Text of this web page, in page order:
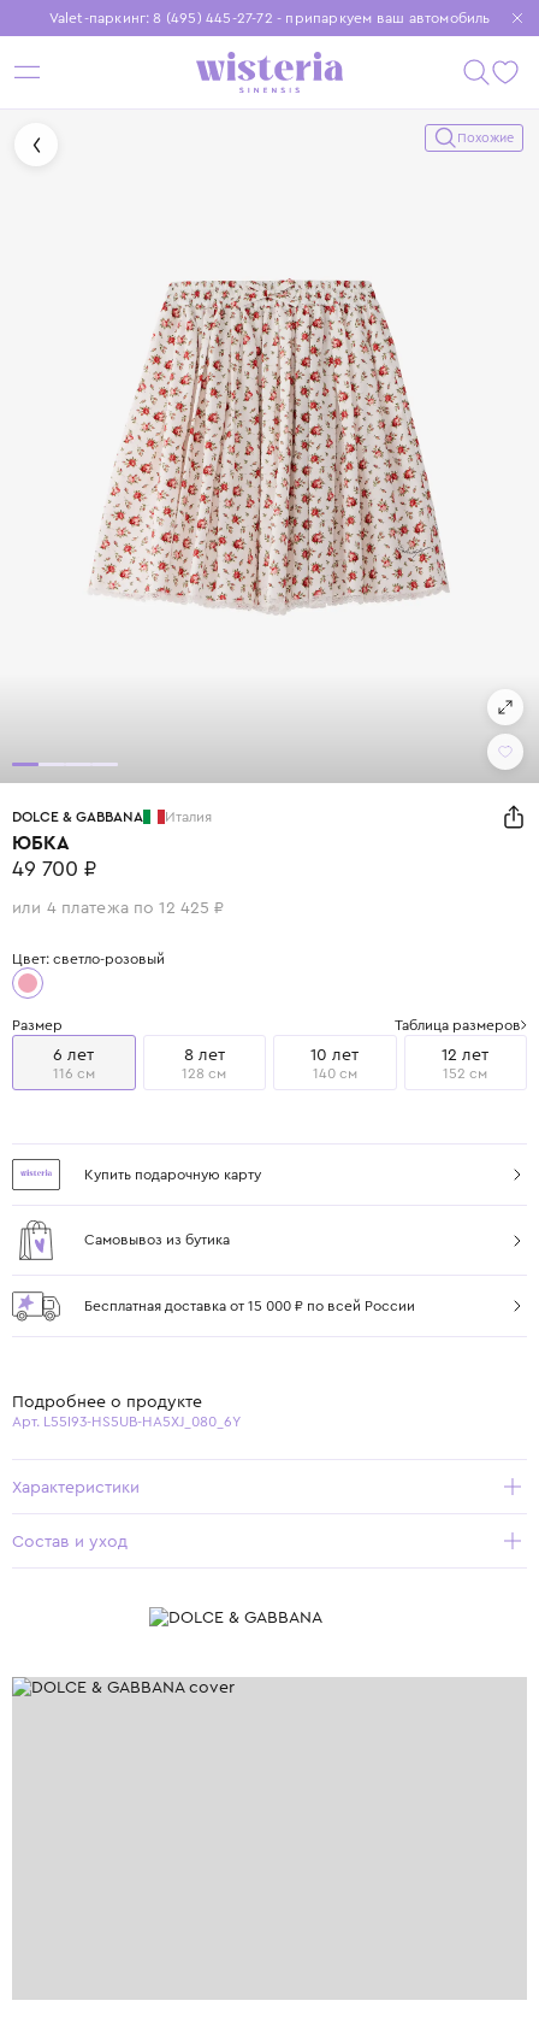
Valet-паркинг: 8 (495) 445-27-72 - припаркуем ваш автомобиль
Бесплатная доставка при заказе от 15 000 ₽
Установите приложение, чтобы покупки были еще удобнее
Похожие
DOLCE & GABBANA Италия
ЮБКА
49 700 ₽
или 4 платежа по 12 425 ₽
Цвет: светло-розовый
Размер Таблица размеров
6 лет
116 см
8 лет
128 см
10 лет
140 см
12 лет
152 см
Купить подарочную карту
Самовывоз из бутика
Бесплатная доставка от 15 000 ₽ по всей России
Подробнее о продукте
Арт. L55I93-HS5UB-HA5XJ_080_6Y
Характеристики
Состав и уход